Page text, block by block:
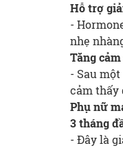
Hỗ trợ
-
nhẹ
Tăng
- Sau
cảm thấy
Phụ nữ
3 tháng
- Đây là